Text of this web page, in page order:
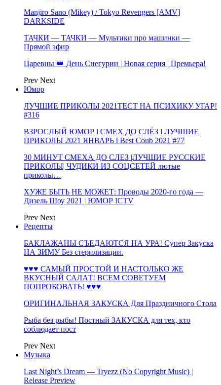
Manjiro Sano (Mikey) / Tokyo Revengers [AMV]
DARKSIDE
ТАЧКИ — ТАЧКИ — Мультики про машинки —
Прямой эфир
Царевны 👑 День Снегурии | Новая серия | Премьера!
Prev Next
Юмор
ЛУЧШИЕ ПРИКОЛЫ 2021ТЕСТ НА ПСИХИКУ УГАР!
#316
ВЗРОСЛЫЙ ЮМОР l СМЕХ ДО СЛЁЗ l ЛУЧШИЕ
ПРИКОЛЫ 2021 ЯНВАРЬ l Best Coub 2021 #77
30 МИНУТ СМЕХА ДО СЛЕЗ |ЛУЧШИЕ РУССКИЕ
ПРИКОЛЫ| ЧУДИКИ ИЗ СОЦСЕТЕЙ лютые
приколы…
ХУЖЕ БЫТЬ НЕ МОЖЕТ: Проводы 2020-го года —
Дизель Шоу 2021 | ЮМОР ICTV
Prev Next
Рецепты
БАКЛАЖАНЫ СЪЕДАЮТСЯ НА УРА! Супер Закуска
НА ЗИМУ Без стерилизации.
♥♥♥ САМЫЙ ПРОСТОЙ И НАСТОЛЬКО ЖЕ
ВКУСНЫЙ САЛАТ! ВСЕМ СОВЕТУЕМ
ПОПРОБОВАТЬ! ♥♥♥
ОРИГИНАЛЬНАЯ ЗАКУСКА Для Праздничного Стола
Рыба без рыбы! Постный ЗАКУСКА для тех, кто
соблюдает пост
Prev Next
Музыка
Last Night’s Dream — Tryezz (No Copyright Music) |
Release Preview